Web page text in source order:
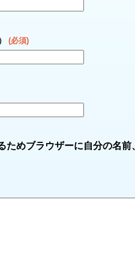
(必須)
ためブラウザーに自分の名